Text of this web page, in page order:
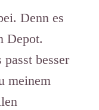
Denn es
Depot.
besser
meinem